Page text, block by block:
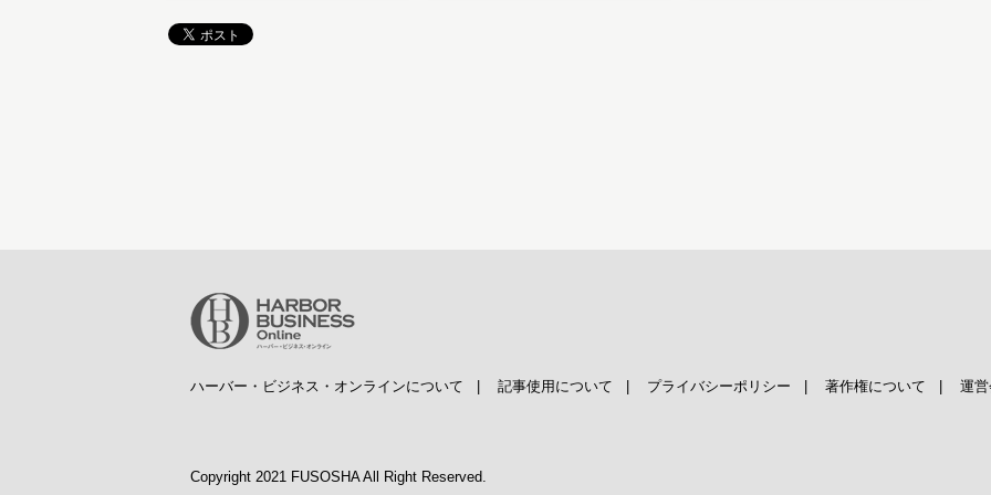
ハーバー・ビジネス・オンラインについて 記事使用について プライバシーポリシー 著作権について 運
Copyright 2021 FUSOSHA All Right Reserved.